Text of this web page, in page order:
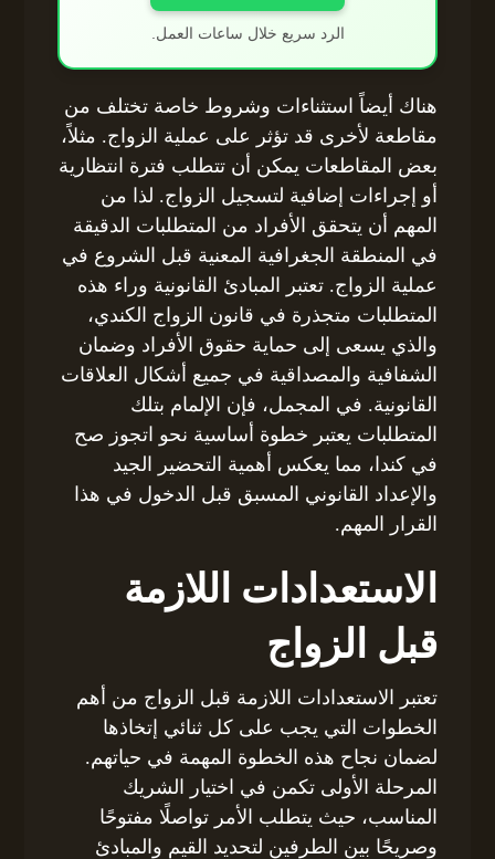
الرد سريع خلال ساعات العمل.
هناك أيضاً استثناءات وشروط خاصة تختلف من
مقاطعة لأخرى قد تؤثر على عملية الزواج. مثلاً،
بعض المقاطعات يمكن أن تتطلب فترة انتظارية
أو إجراءات إضافية لتسجيل الزواج. لذا من
المهم أن يتحقق الأفراد من المتطلبات الدقيقة
في المنطقة الجغرافية المعنية قبل الشروع في
عملية الزواج. تعتبر المبادئ القانونية وراء هذه
المتطلبات متجذرة في قانون الزواج الكندي،
والذي يسعى إلى حماية حقوق الأفراد وضمان
الشفافية والمصداقية في جميع أشكال العلاقات
القانونية. في المجمل، فإن الإلمام بتلك
المتطلبات يعتبر خطوة أساسية نحو اتجوز صح
في كندا، مما يعكس أهمية التحضير الجيد
والإعداد القانوني المسبق قبل الدخول في هذا
القرار المهم.
الاستعدادات اللازمة
قبل الزواج
تعتبر الاستعدادات اللازمة قبل الزواج من أهم
الخطوات التي يجب على كل ثنائي إتخاذها
لضمان نجاح هذه الخطوة المهمة في حياتهم.
المرحلة الأولى تكمن في اختيار الشريك
المناسب، حيث يتطلب الأمر تواصلًا مفتوحًا
وصريحًا بين الطرفين لتحديد القيم والمبادئ